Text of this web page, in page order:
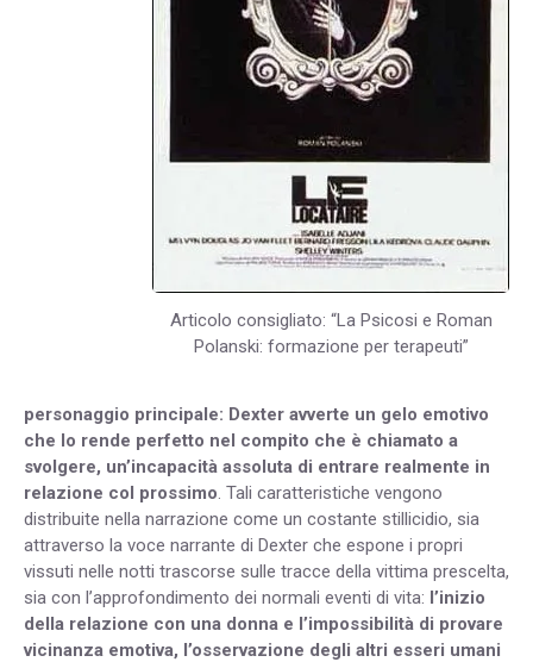
Articolo consigliato: “La Psicosi e Roman
Polanski: formazione per terapeuti”
personaggio principale: Dexter avverte un gelo emotivo
che lo rende perfetto nel compito che è chiamato a
svolgere, un’incapacità assoluta di entrare realmente in
relazione col prossimo. Tali caratteristiche vengono
distribuite nella narrazione come un costante stillicidio, sia
attraverso la voce narrante di Dexter che espone i propri
vissuti nelle notti trascorse sulle tracce della vittima prescelta,
sia con l’approfondimento dei normali eventi di vita: l’inizio
della relazione con una donna e l’impossibilità di provare
vicinanza emotiva, l’osservazione degli altri esseri umani